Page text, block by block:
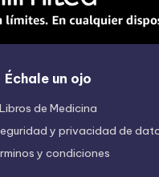
Échale un ojo
Libros de Medicina
y privacidad de
y condiciones